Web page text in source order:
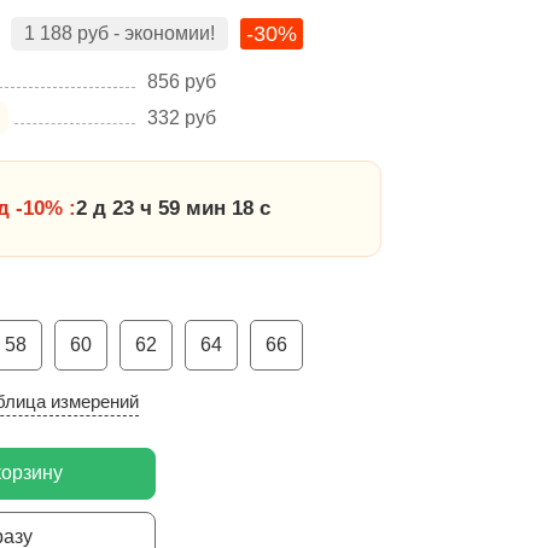
1 188 руб - экономии! -30%
856 руб
332 руб
-10% :2 д 23 ч 59 мин 17 с
58 60 62 64 66
измерений